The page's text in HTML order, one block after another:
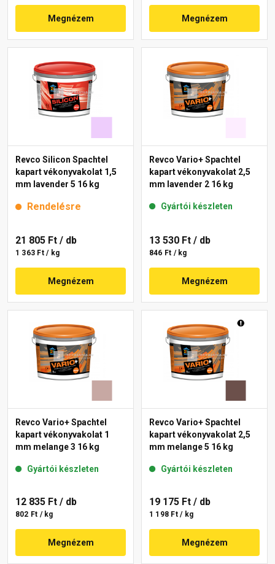
Megnézem Megnézem
Revco Silicon Spachtel
kapart vékonyvakolat 1,5
mm lavender 5 16 kg
Rendelésre
21 805 Ft / db
1 363 Ft / kg
Megnézem
Revco Vario+ Spachtel
kapart vékonyvakolat 2,5
mm lavender 2 16 kg
Gyártói készleten
13 530 Ft / db
846 Ft / kg
Megnézem
Revco Vario+ Spachtel
kapart vékonyvakolat 1
mm melange 3 16 kg
Gyártói készleten
12 835 Ft / db
802 Ft / kg
Megnézem
Revco Vario+ Spachtel
kapart vékonyvakolat 2,5
mm melange 5 16 kg
Gyártói készleten
19 175 Ft / db
1 198 Ft / kg
Megnézem